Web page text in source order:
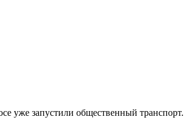
уже запустили общественный транспорт.